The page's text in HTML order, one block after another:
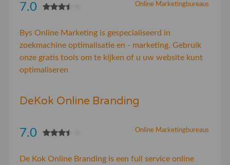
Online Marketingbureaus
7.0
Bys Online Marketing is gespecialiseerd in
zoekmachine optimalisatie en - marketing. Gebruik
onze gratis tools om te kijken of u uw website kunt
optimaliseren
DeKok Online Branding
Online Marketingbureaus
7.0
De Kok Online Branding is een full service online